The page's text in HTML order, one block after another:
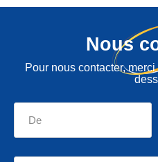
Nous
Pour nous contacter,